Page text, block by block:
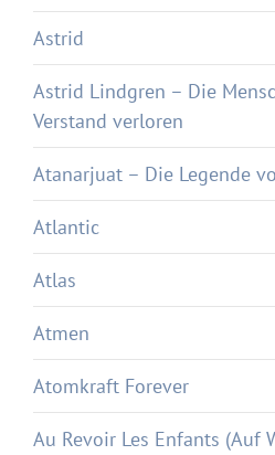
Astrid
Astrid Lindgren – Die
Verstand verloren
Atanarjuat – Die Legende
Atlantic
Atlas
Atmen
Atomkraft Forever
Au Revoir Les Enfants (Auf